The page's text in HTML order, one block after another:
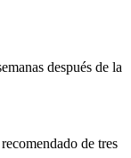
después de la
de tres